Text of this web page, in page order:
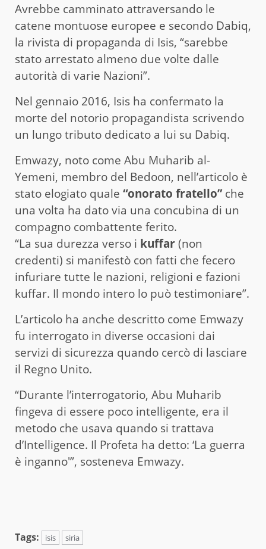
Avrebbe camminato attraversando le
catene montuose europee e secondo Dabiq,
la rivista di propaganda di Isis, “sarebbe
stato arrestato almeno due volte dalle
autorità di varie Nazioni”.
Nel gennaio 2016, Isis ha confermato la
morte del notorio propagandista scrivendo
un lungo tributo dedicato a lui su Dabiq.
Emwazy, noto come Abu Muharib al-
Yemeni, membro del Bedoon, nell’articolo è
stato elogiato quale “onorato fratello” che
una volta ha dato via una concubina di un
compagno combattente ferito.
“La sua durezza verso i kuffar(non
credenti) si manifestò con fatti che fecero
infuriare tutte le nazioni, religioni e fazioni
kuffar. Il mondo intero lo può testimoniare”.
L’articolo ha anche descritto come Emwazy
fu interrogato in diverse occasioni dai
servizi di sicurezza quando cercò di lasciare
il Regno Unito.
“Durante l’interrogatorio, Abu Muharib
fingeva di essere poco intelligente, era il
metodo che usava quando si trattava
d’Intelligence. Il Profeta ha detto: ‘La guerra
è inganno'”, sosteneva Emwazy.
Tags: isis siria